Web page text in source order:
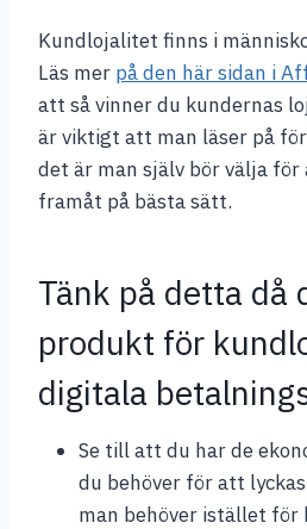
Kundlojalitet finns i
Läs mer på den här sidan i
att så vinner du kundernas
är viktigt att man läser på
det är man själv bör välja
framåt på bästa sätt.
Tänk på detta då
produkt för
digitala
Se till att du har de
du behöver för att
man behöver istället för